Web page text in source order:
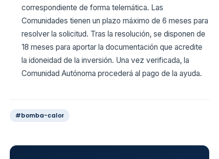
correspondiente de forma telemática. Las
Comunidades tienen un plazo máximo de 6 meses para
resolver la solicitud. Tras la resolución, se disponen de
18 meses para aportar la documentación que acredite
la idoneidad de la inversión. Una vez verificada, la
Comunidad Autónoma procederá al pago de la ayuda.
#bomba-calor